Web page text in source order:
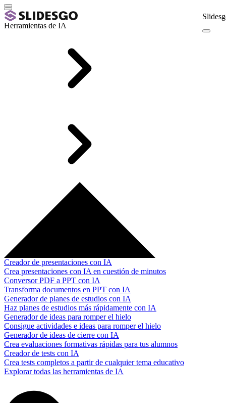
Herramientas de IA
Creador de presentaciones con IA
Crea presentaciones con IA en cuestión de minutos
Conversor PDF a PPT con IA
Transforma documentos en PPT con IA
Generador de planes de estudios con IA
Haz planes de estudios más rápidamente con IA
Generador de ideas para romper el hielo
Consigue actividades e ideas para romper el hielo
Generador de ideas de cierre con IA
Crea evaluaciones formativas rápidas para tus alumnos
Creador de tests con IA
Crea tests completos a partir de cualquier tema educativo
Explorar todas las herramientas de IA